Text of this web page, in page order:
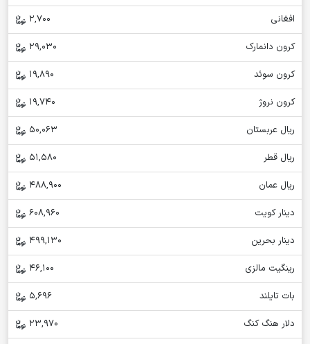
افغانی
2,700
کرون دانمارک
29,030
کرون سوئد
19,890
کرون نروژ
19,740
ریال عربستان
50,063
ریال قطر
51,580
ریال عمان
488,900
دینار کویت
608,960
دینار بحرین
499,130
رینگیت مالزی
46,100
بات تایلند
5,696
دلار هنگ کنگ
23,970